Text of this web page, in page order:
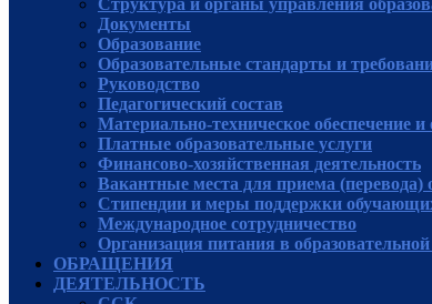
Структура и органы управления
Документы
Образование
Образовательные стандарты и
Руководcтво
Педагогический состав
Материально-техническое обеспечение
Платные образовательные услуги
Финансово-хозяйственная деятельность
Вакантные места для приема (перевода)
Стипендии и меры поддержки
Международное сотрудничество
Организация питания в
ОБРАЩЕНИЯ
ДЕЯТЕЛЬНОСТЬ